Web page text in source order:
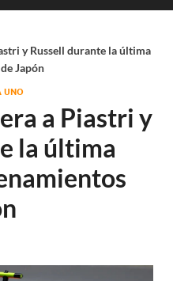
y Russell durante la última
Japón
UNO
a Piastri y
la última